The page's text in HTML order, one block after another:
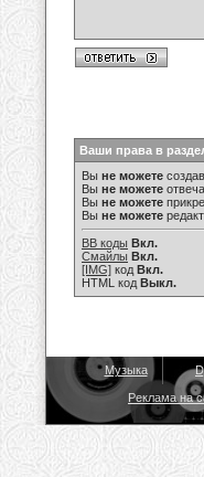
Ваши права в
Вы не можете
Вы не можете
Вы не можете
Вы не можете
BB коды Вкл.
Смайлы Вкл.
[IMG] код Вкл.
HTML код Выкл.
Музыка
Реклама на